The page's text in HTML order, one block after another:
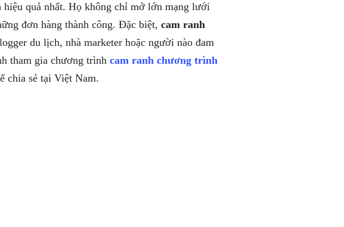
hiệu quả nhất. Họ không chỉ mở lớn mạng lưới
đơn hàng thành công. Đặc biệt, cam ranh
du lịch, nhà marketer hoặc người nào đam
tham gia chương trình cam ranh chương trình
chia sẻ tại Việt Nam.